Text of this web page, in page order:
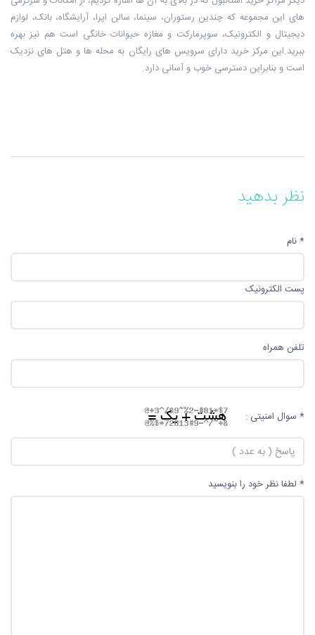
های این مجموعه که چندین رستوران، سینما، سالن اپرا، آرایشگاه، بانک، لوازم
دیجیتال و الکترونیک، سوپرمارکت و مغازه حیوانات خانگی است هم نیز بهره
ببرید.این مرکز خرید دارای سرویس‌ های رایگان به محله‌ ها و هتل ‌های نزدیک
است و بنابراین دسترسی خوب و آسانی دارد.
نظر بدهید
* نام
پست الکترونیک
تلفن همراه
* سوال امنیتی :
* لطفا نظر خود را بنویسید